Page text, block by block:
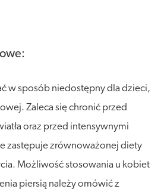
w sposób niedostępny dla dzieci,
Zaleca się chronić przed
oraz przed intensywnymi
zastępuje zrównoważonej diety
Możliwość stosowania u kobiet
piersią należy omówić z